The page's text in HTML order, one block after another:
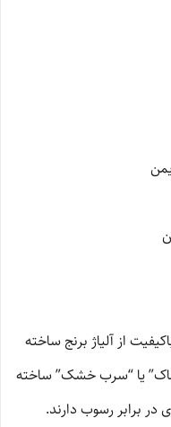
از آلیاژ برنج ساخته
یا “سرب خشک” ساخته
برابر رسوب دارند.